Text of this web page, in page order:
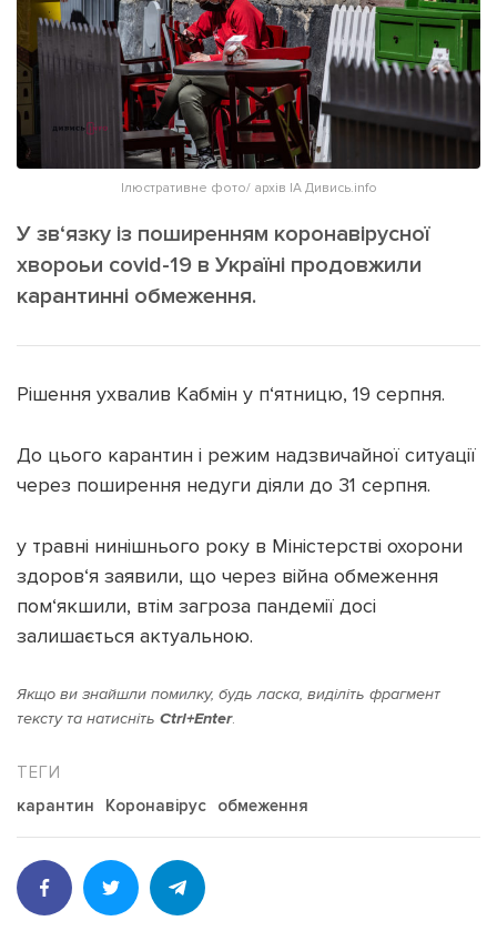
Інтерв'ю
Картки
Репортаж
Розслідування
Прес-релізи
Фото/Відео
Made in Lviv
Наші соц мережі
Підтримати dyvys.info
Ілюстративне фото/ архів ІА Дивись.info
У зв‘язку із поширенням коронавірусної
хвороьи covid-19 в Україні продовжили
карантинні обмеження.
Рішення ухвалив Кабмін у п‘ятницю, 19 серпня.
До цього карантин і режим надзвичайної ситуації
через поширення недуги діяли до 31 серпня.
у травні нинішнього року в Міністерстві охорони
здоров‘я заявили, що через війна обмеження
пом‘якшили, втім загроза пандемії досі
залишається актуальною.
Якщо ви знайшли помилку, будь ласка, виділіть фрагмент
тексту та натисніть Ctrl+Enter.
карантин Коронавірус обмеження